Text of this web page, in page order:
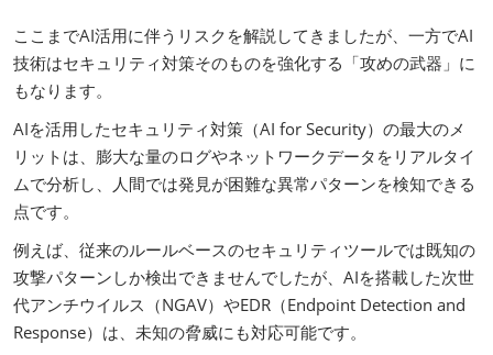
ここまでAI活用に伴うリスクを解説してきましたが、一方でAI
技術はセキュリティ対策そのものを強化する「攻めの武器」に
もなります。
AIを活用したセキュリティ対策（AI for Security）の最大のメ
リットは、膨大な量のログやネットワークデータをリアルタイ
ムで分析し、人間では発見が困難な異常パターンを検知できる
点です。
例えば、従来のルールベースのセキュリティツールでは既知の
攻撃パターンしか検出できませんでしたが、AIを搭載した次世
代アンチウイルス（NGAV）やEDR（Endpoint Detection and
Response）は、未知の脅威にも対応可能です。